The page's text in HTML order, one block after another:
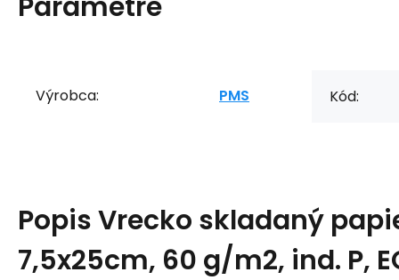
Výrobca: PMS Kód:
PopisVrecko skladaný
7,5x25cm, 60 g/m2, ind. P,